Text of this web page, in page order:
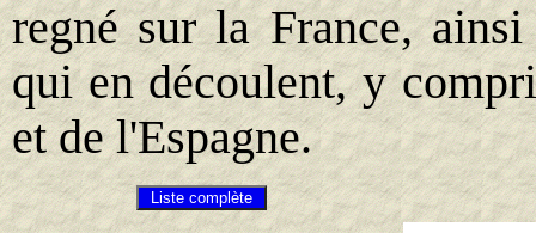
regné sur la France,
qui en découlent, y
et de l'Espagne.